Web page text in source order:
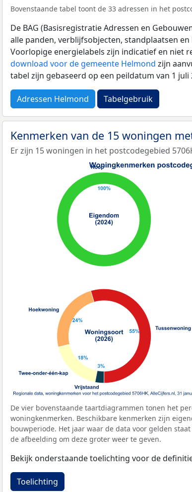
Bovenstaande tabel toont de 33 adressen in het
De BAG (Basisregistratie Adressen en
alle panden, verblijfsobjecten, standplaatsen
Voorlopige energielabels zijn indicatief en niet
download voor de gemeente Helmond zijn
tabel zijn gebaseerd op een peildatum van 1
Adressen Helmond Tabelgebruik
Kenmerken van de 15 woningen
Er zijn 15 woningen in het postcodegebied
De vier bovenstaande taartdiagrammen tonen het
woningkenmerken. Beschikbare kenmerken zijn
bouwperiode. Het jaar waar de data voor gelden
de afbeelding om deze groter weer te geven.
Bekijk onderstaande toelichting voor de
Toelichting